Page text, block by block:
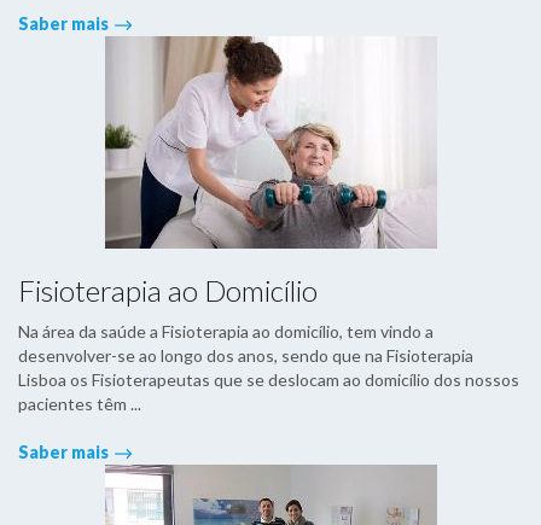
Saber mais
Fisioterapia ao Domicílio
Na área da saúde a Fisioterapia ao domicílio, tem vindo a
desenvolver-se ao longo dos anos, sendo que na Fisioterapia
Lisboa os Fisioterapeutas que se deslocam ao domicílio dos nossos
pacientes têm ...
Saber mais